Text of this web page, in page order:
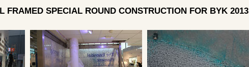
FRAMED SPECIAL ROUND CONSTRUCTION FOR BYK 2013